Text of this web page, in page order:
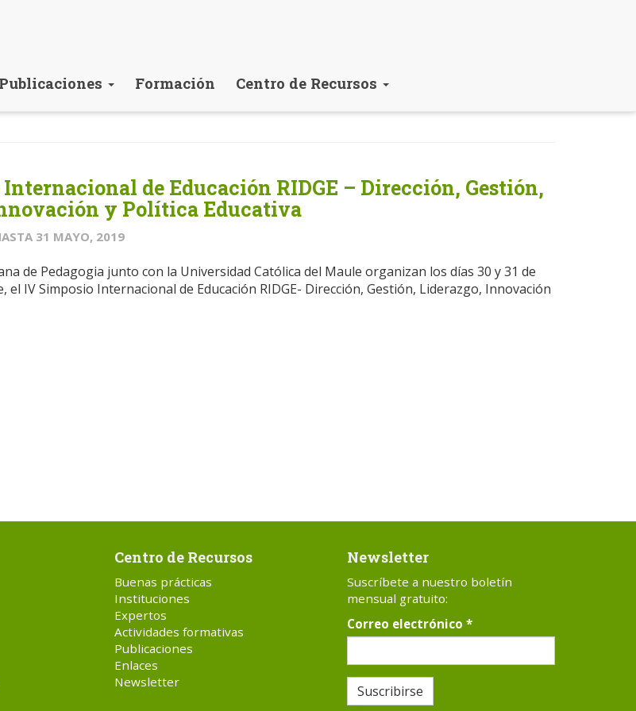
Publicaciones Formación Centro de Recursos
de Educación RIDGE – Dirección, Gestión,
y Política Educativa
31 MAYO, 2019
de Pedagogia junto con la Universidad Católica del Maule organizan los días 30 y 31 de
el IV Simposio Internacional de Educación RIDGE- Dirección, Gestión, Liderazgo, Innovación
Centro de Recursos
Buenas prácticas
Instituciones
Expertos
Actividades formativas
Publicaciones
Enlaces
Newsletter
Newsletter
Suscríbete a nuestro boletín
mensual gratuito:
Correo electrónico *
Suscribirse